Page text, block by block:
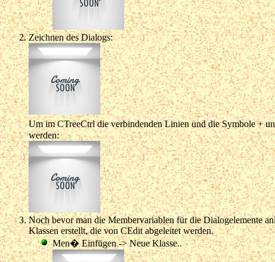
Zeichnen des Dialogs:
Um im CTreeCtrl die verbindenden Linien und die Symbole +
werden:
Noch bevor man die Membervariablen für die Dialogelemente
Klassen erstellt, die von CEdit abgeleitet werden.
Men� Einfügen -> Neue Klasse..